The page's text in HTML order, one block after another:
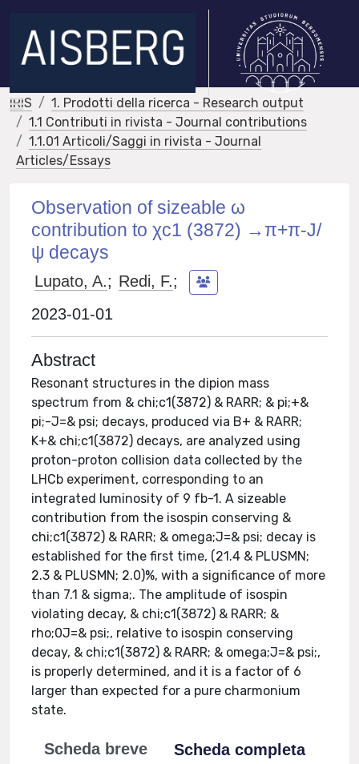
IRIS
1. Prodotti della ricerca - Research output
1.1 Contributi in rivista - Journal contributions
1.1.01 Articoli/Saggi in rivista - Journal
Articles/Essays
Observation of sizeable ω
contribution to χc1 (3872) →π+π-J/
ψ decays
Lupato, A.; Redi, F.;
2023-01-01
Abstract
Resonant structures in the dipion mass
spectrum from & chi;c1(3872) & RARR; & pi;+&
pi;-J=& psi; decays, produced via B+ & RARR;
K+& chi;c1(3872) decays, are analyzed using
proton-proton collision data collected by the
LHCb experiment, corresponding to an
integrated luminosity of 9 fb-1. A sizeable
contribution from the isospin conserving &
chi;c1(3872) & RARR; & omega;J=& psi; decay is
established for the first time, (21.4 & PLUSMN;
2.3 & PLUSMN; 2.0)%, with a significance of more
than 7.1 & sigma;. The amplitude of isospin
violating decay, & chi;c1(3872) & RARR; &
rho;0J=& psi;, relative to isospin conserving
decay, & chi;c1(3872) & RARR; & omega;J=& psi;,
is properly determined, and it is a factor of 6
larger than expected for a pure charmonium
state.
Scheda breve
Scheda completa